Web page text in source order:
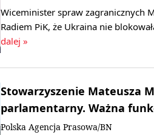
Wiceminister spraw zagranicznych
Radiem PiK, że Ukraina nie
dalej »
Stowarzyszenie Mateusza
parlamentarny. Ważna
Polska Agencja Prasowa/BN